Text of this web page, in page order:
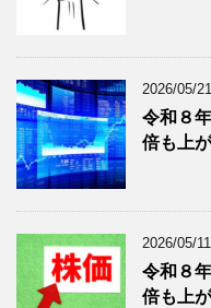
グ
記
事
を
表
示
ブ
ロ
グ
記
事
を
表
示
2026/05/21
令和８
倍も上
2026/05/11
令和８
倍も上